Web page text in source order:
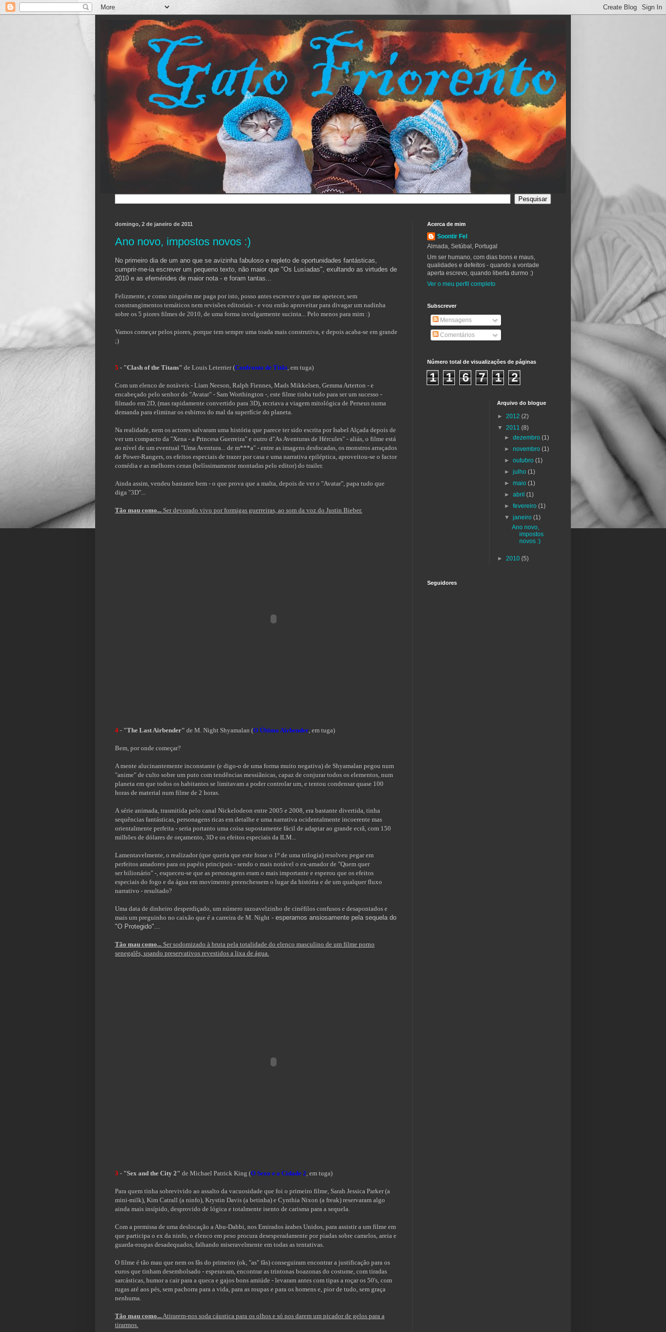
domingo, 2 de janeiro de 2011
Ano novo, impostos novos :)
No primeiro dia de um ano que se avizinha fabuloso e repleto de oportunidades fantásticas,
cumprir-me-ia escrever um pequeno texto, não maior que "Os Lusíadas", exultando as virtudes de
2010 e as efemérides de maior nota - e foram tantas...
Felizmente, e como ninguém me paga por isto, posso antes escrever o que me apetecer, sem
constrangimentos temáticos nem revisões editoriais - e vou então aproveitar para divagar um nadinha
sobre os 5 piores filmes de 2010, de uma forma invulgarmente sucinta... Pelo menos para mim :)
Vamos começar pelos piores, porque tem sempre uma toada mais construtiva, e depois acaba-se em grande
;)
5 - "Clash of the Titans" de Louis Leterrier (Confronto de Titãs , em tuga)
Com um elenco de notáveis - Liam Neeson, Ralph Fiennes, Mads Mikkelsen, Gemma Arterton - e
encabeçado pelo senhor do "Avatar" - Sam Worthington -, este filme tinha tudo para ser um sucesso -
filmado em 2D, (mas rapidamente convertido para 3D), recriava a viagem mitológica de Perseus numa
demanda para eliminar os esbirros do mal da superfície do planeta.
Na realidade, nem os actores salvaram uma história que parece ter sido escrita por Isabel Alçada depois de
ver um compacto da "Xena - a Princesa Guerreira" e outro d"As Aventuras de Hércules" - aliás, o filme está
ao nível de um eventual "Uma Aventura... de m***a" - entre as imagens desfocadas, os monstros arraçados
de Power-Rangers, os efeitos especiais de trazer por casa e uma narrativa epiléptica, aproveitou-se o factor
comédia e as melhores cenas (belíssimamente montadas pelo editor) do trailer.
Ainda assim, vendeu bastante bem - o que prova que a malta, depois de ver o "Avatar", papa tudo que
diga "3D"...
Tão mau como... Ser devorado vivo por formigas guerreiras, ao som da voz do Justin Bieber.
4 - "The Last Airbender" de M. Night Shyamalan (O Último Airbender , em tuga)
Bem, por onde começar?
A mente alucinantemente inconstante (e digo-o de uma forma muito negativa) de Shyamalan pegou num
"anime" de culto sobre um puto com tendências messiãnicas, capaz de conjurar todos os elementos, num
planeta em que todos os habitantes se limitavam a poder controlar um, e tentou condensar quase 100
horas de material num filme de 2 horas.
A série animada, trasmitida pelo canal Nickelodeon entre 2005 e 2008, era bastante divertida, tinha
sequências fantásticas, personagens ricas em detalhe e uma narrativa ocidentalmente incoerente mas
orientalmente perfeita - seria portanto uma coisa supostamente fácil de adaptar ao grande ecrã, com 150
milhões de dólares de orçamento, 3D e os efeitos especiais da ILM...
Lamentavelmente, o realizador (que queria que este fosse o 1º de uma trilogia) resolveu pegar em
perfeitos amadores para os papéis principais - sendo o mais notável o ex-amador de "Quem quer
ser bilionário" -, esqueceu-se que as personagens eram o mais importante e esperou que os efeitos
especiais do fogo e da água em movimento preenchessem o lugar da história e de um qualquer fluxo
narrativo - resultado?
Uma data de dinheiro desperdiçado, um número razoavelzinho de cinéfilos confusos e desapontados e
mais um preguinho no caixão que é a carreira de M. Night - esperamos ansiosamente pela sequela do
"O Protegido"...
Tão mau como... Ser sodomizado à bruta pela totalidade do elenco masculino de um filme porno
senegalês, usando preservativos revestidos a lixa de água.
3 - "Sex and the City 2" de Michael Patrick King (O Sexo e a Cidade 2 , em tuga)
Para quem tinha sobrevivido ao assalto da vacuosidade que foi o primeiro filme, Sarah Jessica Parker (a
mini-milk), Kim Catrall (a ninfo), Krystin Davis (a betinha) e Cynthia Nixon (a freak) reservaram algo
ainda mais insípido, desprovido de lógica e totalmente isento de carisma para a sequela.
Com a premissa de uma deslocação a Abu-Dahbi, nos Emirados àrabes Unidos, para assistir a um filme em
que participa o ex da ninfo, o elenco em peso procura desesperadamente por piadas sobre camelos, areia e
guarda-roupas desadequados, falhando miseravelmente em todas as tentativas.
O filme é tão mau que nem os fãs do primeiro (ok, "as" fãs) conseguiram encontrar a justificação para os
euros que tinham desembolsado - esperavam, encontrar as trintonas boazonas do costume, com tiradas
sarcásticas, humor a cair para a queca e gajos bons amiúde - levaram antes com tipas a roçar os 50's, com
rugas até aos pés, sem pachorra para a vida, para as roupas e para os homens e, pior de tudo, sem graça
nenhuma.
Tão mau como... Atirarem-nos soda cáustica para os olhos e só nos darem um picador de gelos para a
tirarmos.
Acerca de mim
Soontir Fel
Almada, Setúbal, Portugal
Um ser humano, com dias bons e maus,
qualidades e defeitos - quando a vontade
aperta escrevo, quando liberta durmo :)
Ver o meu perfil completo
Subscrever
Mensagens
Comentários
Número total de visualizações de páginas
1 1 6 7 1 2
Arquivo do blogue
► 2012 (2)
▼ 2011 (8)
►dezembro(1)
►novembro(1)
►outubro(1)
►julho(1)
►maio(1)
►abril(1)
►fevereiro(1)
▼janeiro(1)
Ano novo,
impostos
novos :)
► 2010 (5)
Seguidores